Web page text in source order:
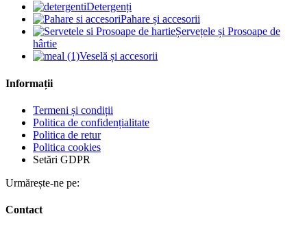
Detergenți
Pahare și accesorii
Șervețele și Prosoape de
hârtie
Veselă și accesorii
Informații
Termeni și condiții
Politica de confidențialitate
Politica de retur
Politica cookies
Setări GDPR
Urmărește-ne pe:
Contact